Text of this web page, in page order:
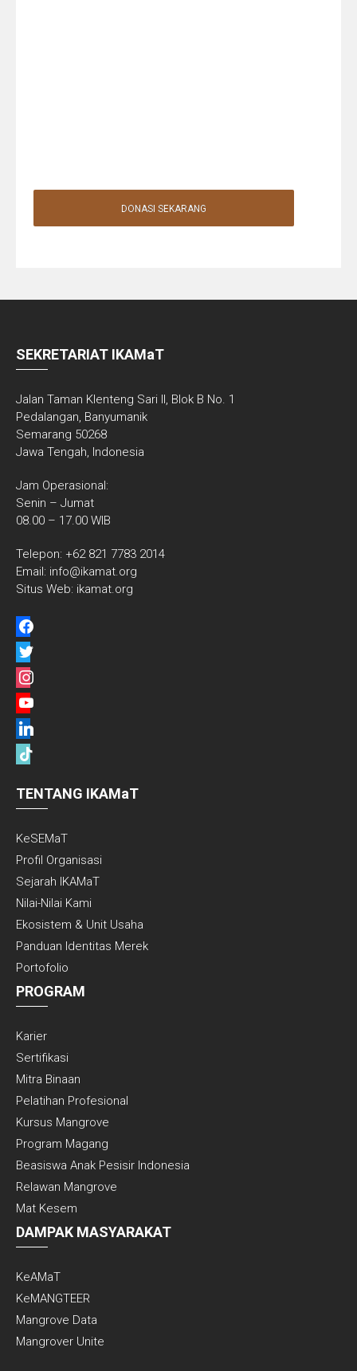
DONASI SEKARANG
SEKRETARIAT IKAMaT
Jalan Taman Klenteng Sari II, Blok B No. 1
Pedalangan, Banyumanik
Semarang 50268
Jawa Tengah, Indonesia
Jam Operasional:
Senin – Jumat
08.00 – 17.00 WIB
Telepon: +62 821 7783 2014
Email: info@ikamat.org
Situs Web: ikamat.org
facebook
twitter
instagram
youtube
linkedin
tiktok
TENTANG IKAMaT
KeSEMaT
Profil Organisasi
Sejarah IKAMaT
Nilai-Nilai Kami
Ekosistem & Unit Usaha
Panduan Identitas Merek
Portofolio
PROGRAM
Karier
Sertifikasi
Mitra Binaan
Pelatihan Profesional
Kursus Mangrove
Program Magang
Beasiswa Anak Pesisir Indonesia
Relawan Mangrove
Mat Kesem
DAMPAK MASYARAKAT
KeAMaT
KeMANGTEER
Mangrove Data
Mangrover Unite